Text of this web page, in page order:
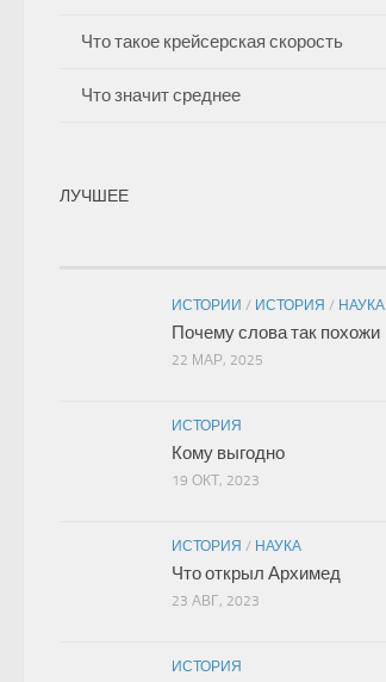
Что такое крейсерская скорость
Что значит среднее
ЛУЧШЕЕ
ИСТОРИИ / ИСТОРИЯ / НАУКА
Почему слова так похожи
22 МАР, 2025
ИСТОРИЯ
Кому выгодно
19 ОКТ, 2023
ИСТОРИЯ / НАУКА
Что открыл Архимед
23 АВГ, 2023
ИСТОРИЯ